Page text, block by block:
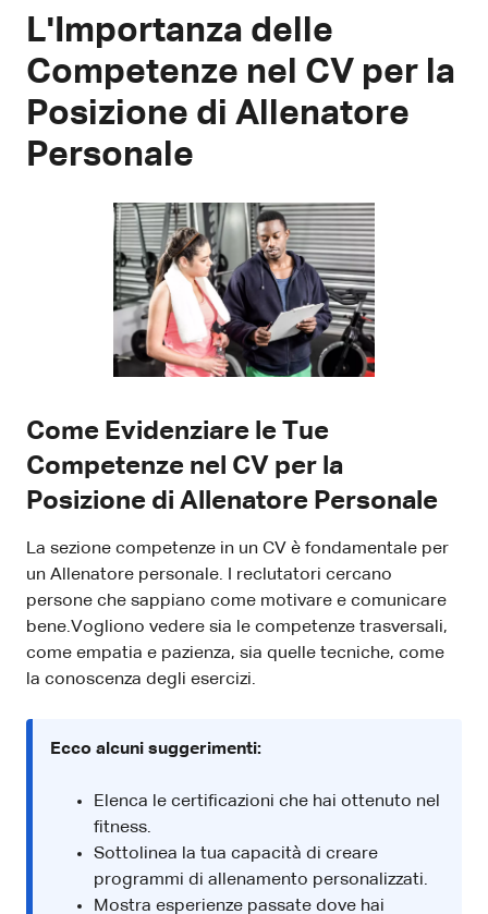
L'Importanza delle
Competenze nel CV per la
Posizione di Allenatore
Personale
Come Evidenziare le Tue
Competenze nel CV per la
Posizione di Allenatore Personale
La sezione competenze in un CV è fondamentale per
un Allenatore personale. I reclutatori cercano
persone che sappiano come motivare e comunicare
bene.Vogliono vedere sia le competenze trasversali,
come empatia e pazienza, sia quelle tecniche, come
la conoscenza degli esercizi.
Ecco alcuni suggerimenti:
Elenca le certificazioni che hai ottenuto nel
fitness.
Sottolinea la tua capacità di creare
programmi di allenamento personalizzati.
Mostra esperienze passate dove hai